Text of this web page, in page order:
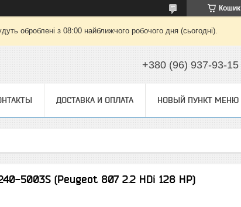
Кошик
оброблені з 08:00 найближчого робочого дня (сьогодні).
+380 (96) 937-93-15
ДОСТАВКА И ОПЛАТА НОВЫЙ ПУНКТ МЕНЮ
5003S (Peugeot 807 2.2 HDi 128 HP)